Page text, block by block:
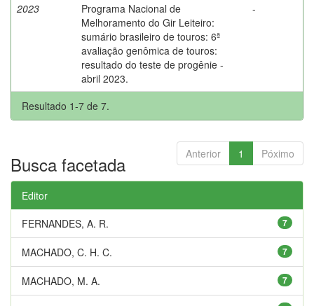
2023
Programa Nacional de
Melhoramento do Gir Leiteiro:
sumário brasileiro de touros: 6ª
avaliação genômica de touros:
resultado do teste de progênie -
abril 2023.
-
Resultado 1-7 de 7.
Anterior 1 Póximo
Busca facetada
Editor
7
FERNANDES, A. R.
7
MACHADO, C. H. C.
7
MACHADO, M. A.